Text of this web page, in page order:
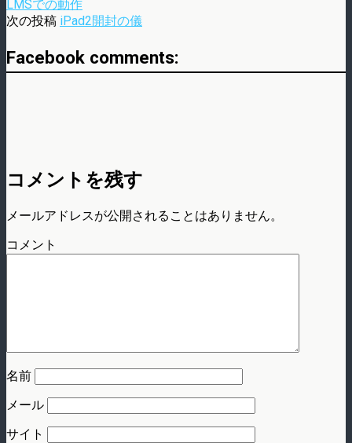
LMSでの動作
次の投稿 iPad2開封の儀
Facebook comments:
コメントを残す
メールアドレスが公開されることはありません。
コメント
名前
メール
サイト